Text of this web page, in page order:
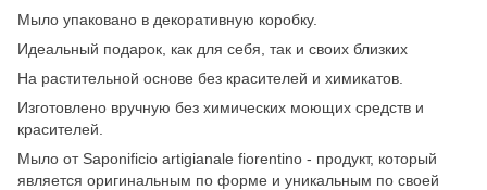
Мыло упаковано в декоративную коробку.
Идеальный подарок, как для себя, так и своих близких
На растительной основе без красителей и химикатов.
Изготовлено вручную без химических моющих средств и
красителей.
Мыло от Saponificio artigianale fiorentino - продукт, который
является оригинальным по форме и уникальным по своей